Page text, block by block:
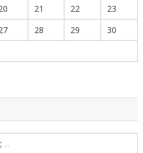
21 22
23
28 29
30